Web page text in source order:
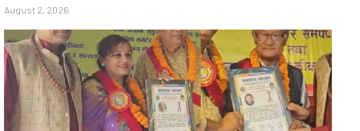
August 2, 2026